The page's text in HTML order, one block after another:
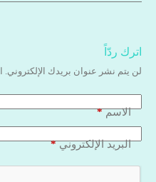
اترك ردّاً
لن يتم نشر عنوان بريدك الإلكتروني.
الاسم*
البريد الإلكتروني*